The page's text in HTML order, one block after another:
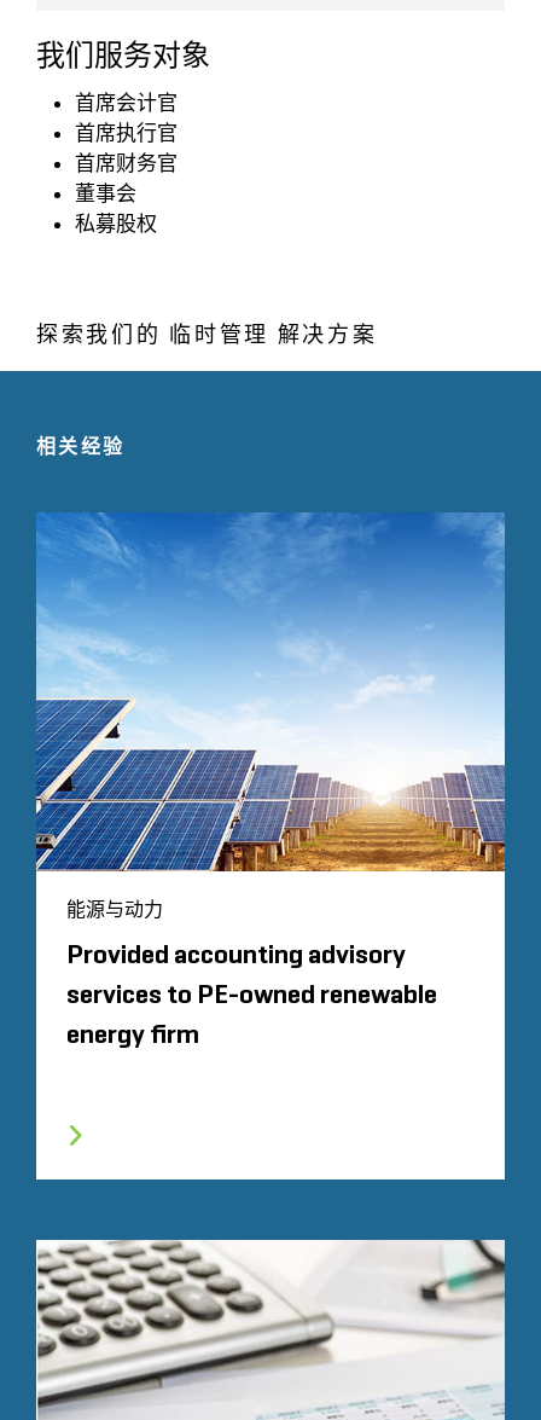
探索我们的 临时管理 解决方案
我们服务对象
首席会计官
首席执行官
首席财务官
董事会
私募股权
相关经验
能源与动力
Provided accounting advisory
services to PE-owned renewable
energy firm